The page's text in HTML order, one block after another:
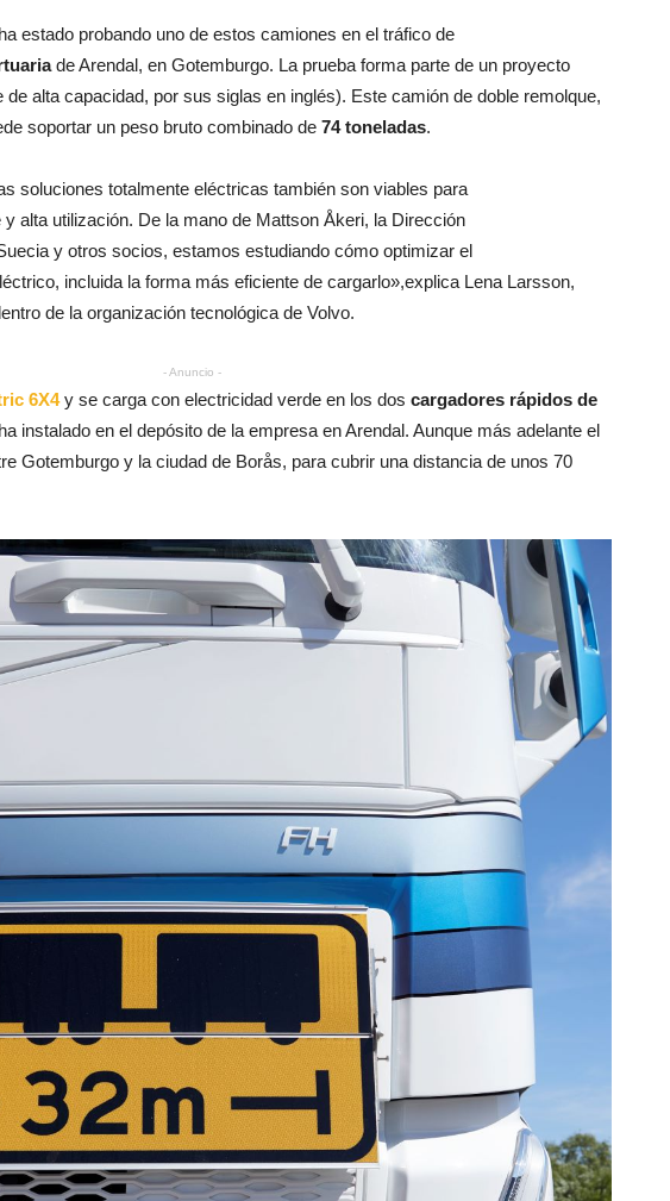
estado probando uno de estos camiones en el tráfico de
de Arendal, en Gotemburgo. La prueba forma parte de un proyecto
de alta capacidad, por sus siglas en inglés). Este camión de doble remolque,
soportar un peso bruto combinado de 74 toneladas.
soluciones totalmente eléctricas también son viables para
alta utilización. De la mano de Mattson Åkeri, la Dirección
y otros socios, estamos estudiando cómo optimizar el
incluida la forma más eficiente de cargarlo»,explica Lena Larsson,
de la organización tecnológica de Volvo.
- Anuncio -
6X4y se carga con electricidad verde en los dos cargadores rápidos de
instalado en el depósito de la empresa en Arendal. Aunque más adelante el
Gotemburgo y la ciudad de Borås, para cubrir una distancia de unos 70